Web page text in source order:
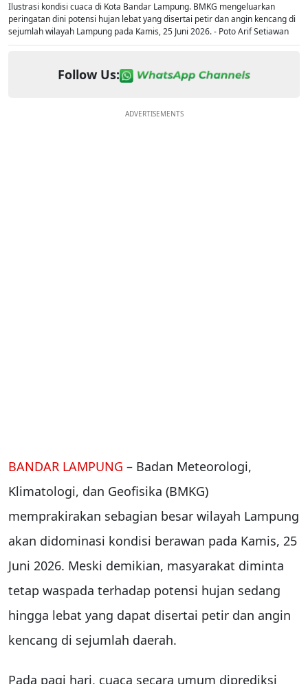
Ilustrasi kondisi cuaca di Kota Bandar Lampung. BMKG mengeluarkan
peringatan dini potensi hujan lebat yang disertai petir dan angin kencang di
sejumlah wilayah Lampung pada Kamis, 25 Juni 2026. - Poto Arif Setiawan
Follow Us:
ADVERTISEMENTS
BANDAR LAMPUNG – Badan Meteorologi,
Klimatologi, dan Geofisika (BMKG)
memprakirakan sebagian besar wilayah Lampung
akan didominasi kondisi berawan pada Kamis, 25
Juni 2026. Meski demikian, masyarakat diminta
tetap waspada terhadap potensi hujan sedang
hingga lebat yang dapat disertai petir dan angin
kencang di sejumlah daerah.
Pada pagi hari, cuaca secara umum diprediksi